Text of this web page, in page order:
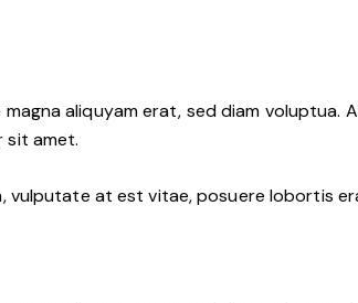
aliquyam erat, sed diam voluptua.
sit amet.
vulputate at est vitae, posuere lobortis